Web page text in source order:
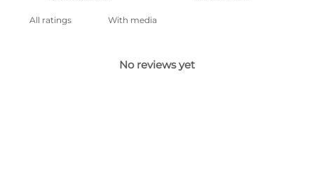
With media
No reviews yet